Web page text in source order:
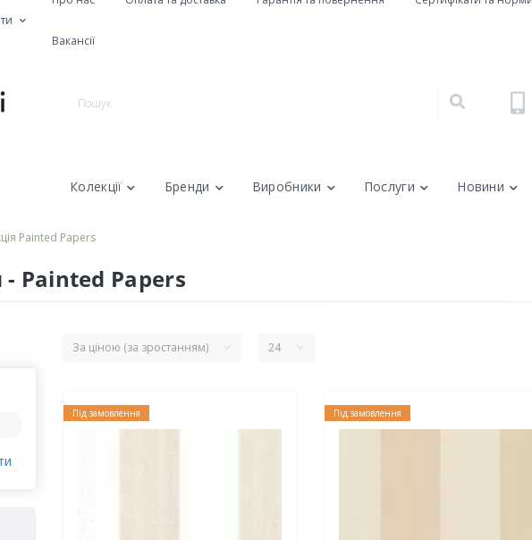
Вакансії
Колекції Бренди Виробники Послуги Новини
Painted Papers
Painted Papers
Під замовлення Під замовлення